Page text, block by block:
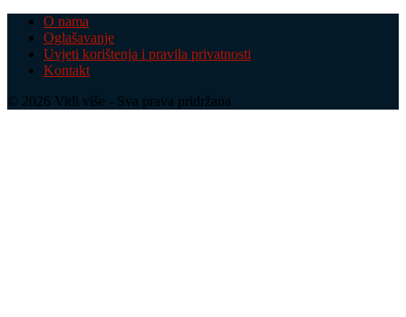
O nama
Oglašavanje
Uvjeti korištenja i pravila privatnosti
Kontakt
© 2026 Vidi više - Sva prava pridržana